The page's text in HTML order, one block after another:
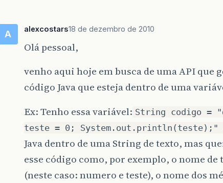
A alexcostars18 de dezembro de 2010
Olá pessoal,
venho aqui hoje em busca de uma API que
código Java que esteja dentro de uma
Ex: Tenho essa variável: String codigo =
teste = 0; System.out.println(teste);"
Java dentro de uma String de texto, mas
esse código como, por exemplo, o nome
(neste caso: numero e teste), o nome dos